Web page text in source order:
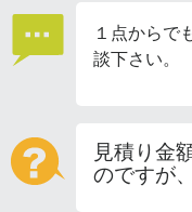
１点からで
談下さい。
見積り金
のですが